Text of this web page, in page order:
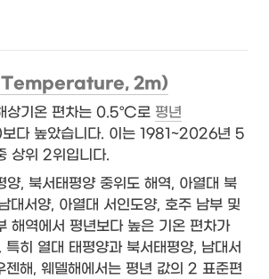
Temperature, 2m)
상기온 편차는 0.5°C로 평년
다 높았습니다. 이는 1981~2026년 5
상위 2위입니다.
양, 북서태평양 중위도 해역, 아열대 북
대서양, 아열대 서인도양, 호주 남부 및
해역에서 평년보다 높은 기온 편차가
특히 열대 태평양과 북서태평양, 남대서
젠해, 웨델해에서는 평년 값의 2 표준편